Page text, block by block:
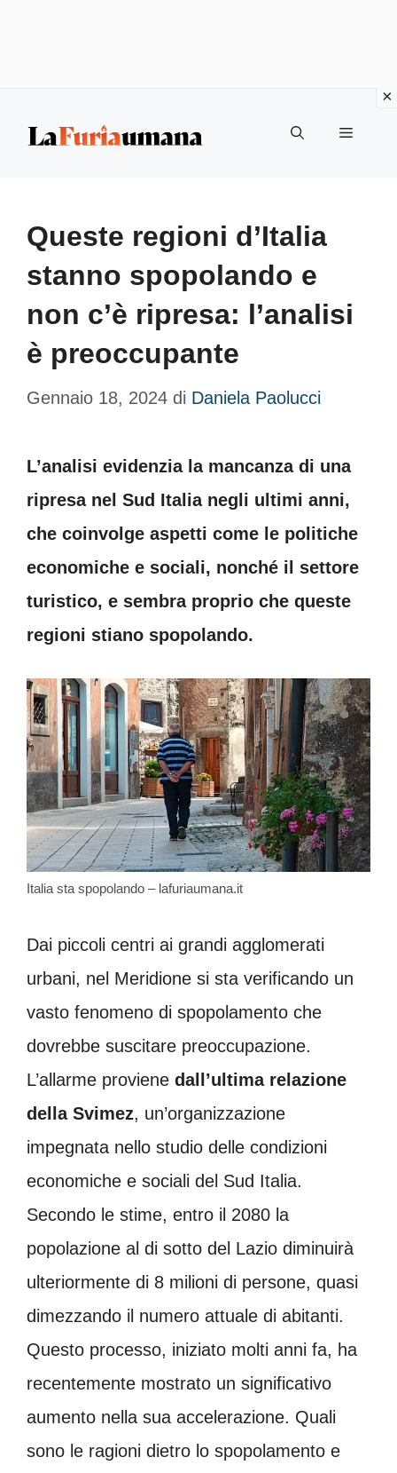
Menu
Queste regioni d’Italia
stanno spopolando e
non c’è ripresa: l’analisi
è preoccupante
Gennaio 18, 2024 di Daniela Paolucci
L’analisi evidenzia la mancanza di una
ripresa nel Sud Italia negli ultimi anni,
che coinvolge aspetti come le politiche
economiche e sociali, nonché il settore
turistico, e sembra proprio che queste
regioni stiano spopolando.
Italia sta spopolando – lafuriaumana.it
Dai piccoli centri ai grandi agglomerati
urbani, nel Meridione si sta verificando un
vasto fenomeno di spopolamento che
dovrebbe suscitare preoccupazione.
L’allarme proviene dall’ultima relazione
della Svimez, un’organizzazione
impegnata nello studio delle condizioni
economiche e sociali del Sud Italia.
Secondo le stime, entro il 2080 la
popolazione al di sotto del Lazio diminuirà
ulteriormente di 8 milioni di persone, quasi
dimezzando il numero attuale di abitanti.
Questo processo, iniziato molti anni fa, ha
recentemente mostrato un significativo
aumento nella sua accelerazione. Quali
sono le ragioni dietro lo spopolamento e